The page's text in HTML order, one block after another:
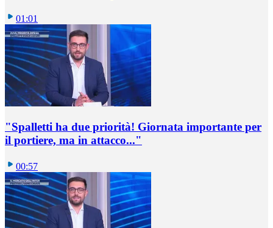
01:01
"Spalletti ha due priorità! Giornata importante per
il portiere, ma in attacco..."
00:57